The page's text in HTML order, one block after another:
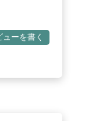
営すると、
ルは商品に
ープ】コッ
トン素材
かで、UV
ューを書く